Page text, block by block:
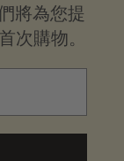
將為您提
次購物。